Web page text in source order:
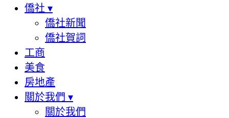
僑社 ▾
僑社新聞
僑社賀詞
工商
美食
房地產
關於我們 ▾
關於我們